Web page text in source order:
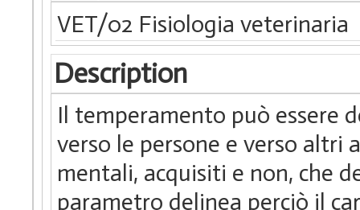
VET/02 Fisiologia veterinaria
Description
Il temperamento può essere
verso le persone e verso
mentali, acquisiti e non, che
parametro delinea perciò il